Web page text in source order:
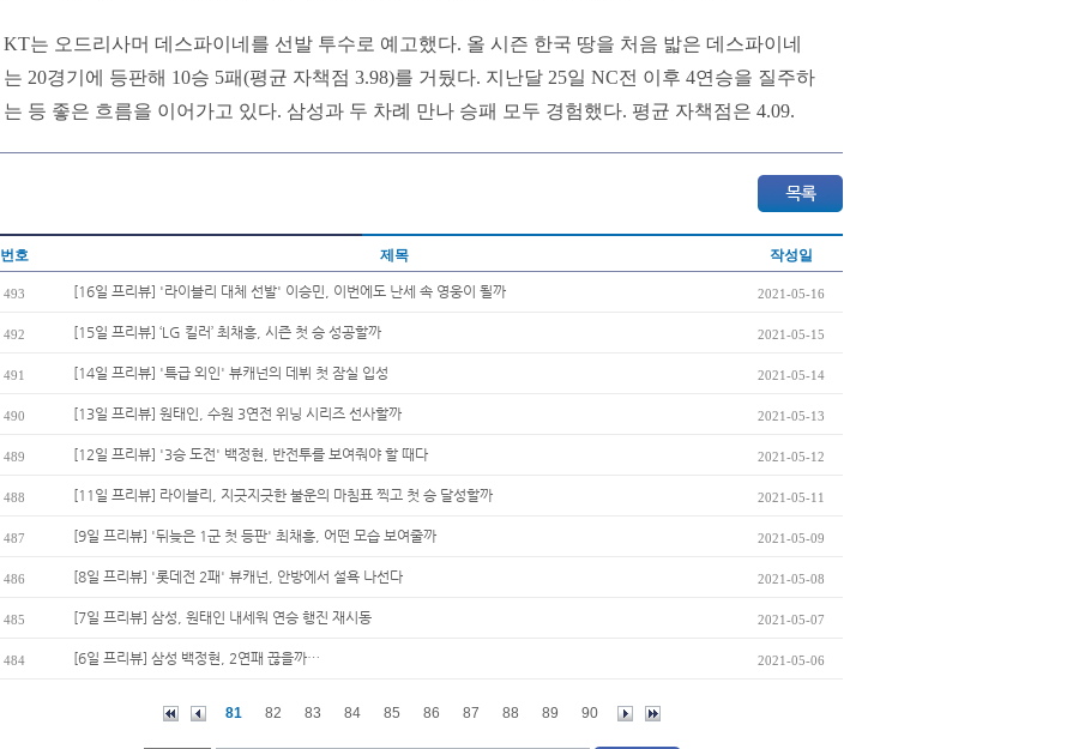
KT는 오드리사머 데스파이네를 선발 투수로 예고했다. 올 시즌 한국 땅을 처음 밟은 데스파이네
는 20경기에 등판해 10승 5패(평균 자책점 3.98)를 거뒀다. 지난달 25일 NC전 이후 4연승을 질주하
는 등 좋은 흐름을 이어가고 있다. 삼성과 두 차례 만나 승패 모두 경험했다. 평균 자책점은 4.09.
번호 제목 작성일
493 [16일 프리뷰] '라이블리 대체 선발' 이승민, 이번에도 난세 속 영웅이 될까 2021-05-16
492 [15일 프리뷰] ‘LG 킬러’ 최채흥, 시즌 첫 승 성공할까 2021-05-15
491 [14일 프리뷰] '특급 외인' 뷰캐넌의 데뷔 첫 잠실 입성 2021-05-14
490 [13일 프리뷰] 원태인, 수원 3연전 위닝 시리즈 선사할까 2021-05-13
489 [12일 프리뷰] '3승 도전' 백정현, 반전투를 보여줘야 할 때다 2021-05-12
488 [11일 프리뷰] 라이블리, 지긋지긋한 불운의 마침표 찍고 첫 승 달성할까 2021-05-11
487 [9일 프리뷰] '뒤늦은 1군 첫 등판' 최채흥, 어떤 모습 보여줄까 2021-05-09
486 [8일 프리뷰] '롯데전 2패' 뷰캐넌, 안방에서 설욕 나선다 2021-05-08
485 [7일 프리뷰] 삼성, 원태인 내세워 연승 행진 재시동 2021-05-07
484 [6일 프리뷰] 삼성 백정현, 2연패 끊을까… 2021-05-06
81 82 83 84 85 86 87 88 89 90